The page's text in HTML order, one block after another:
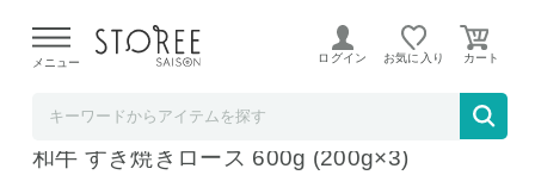
よる配送遅延が発生しております。
メニュー ログイン お気に入り
Dr.Beef 純日本産 グラスフェッドビーフ 黒毛
和牛 すき焼きロース 600g (200g×3)